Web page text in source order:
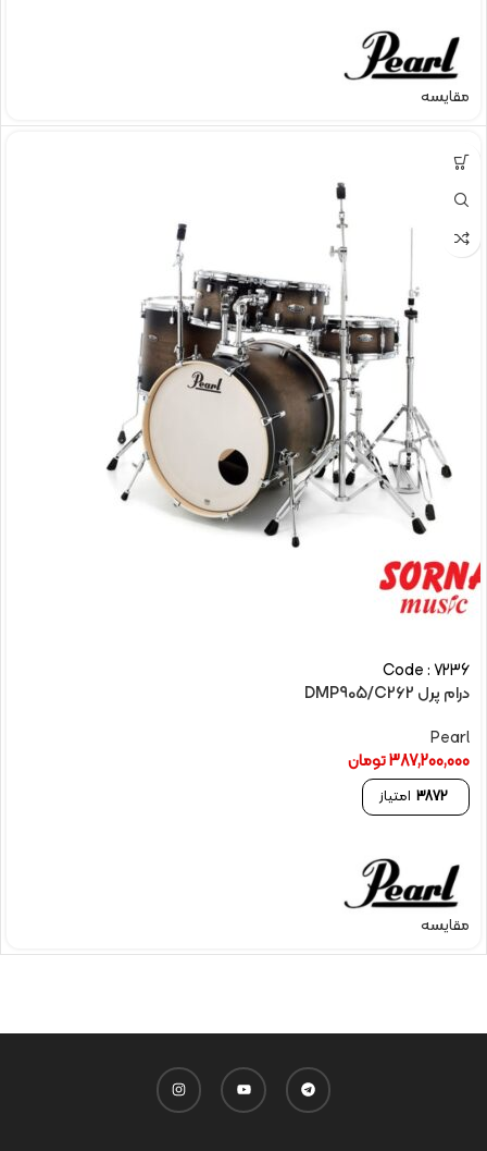
مقایسه
Code : 7236
درام پرل DMP905/C262
Pearl
387,200,000تومان
3872 امتیاز
مقایسه